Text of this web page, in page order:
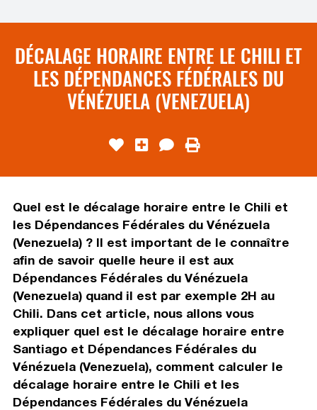
DÉCALAGE HORAIRE ENTRE LE CHILI ET
LES DÉPENDANCES FÉDÉRALES DU
VÉNÉZUELA (VENEZUELA)
Quel est le décalage horaire entre le Chili et
les Dépendances Fédérales du Vénézuela
(Venezuela) ? Il est important de le connaître
afin de savoir quelle heure il est aux
Dépendances Fédérales du Vénézuela
(Venezuela) quand il est par exemple 2H au
Chili. Dans cet article, nous allons vous
expliquer quel est le décalage horaire entre
Santiago et Dépendances Fédérales du
Vénézuela (Venezuela), comment calculer le
décalage horaire entre le Chili et les
Dépendances Fédérales du Vénézuela